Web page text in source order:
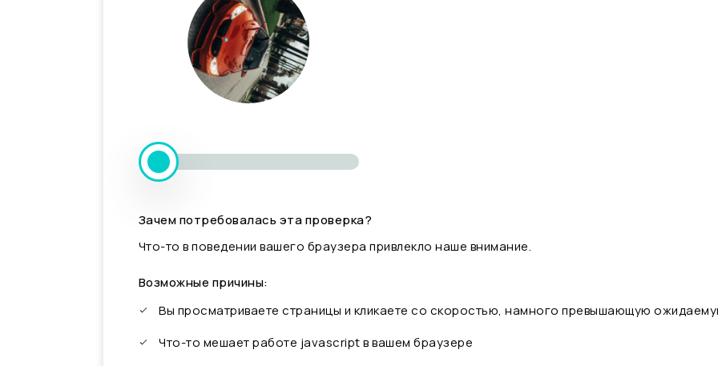
Зачем потребовалась эта проверка?
Что-то в поведении вашего браузера привлекло наше внимание.
Возможные причины:
Вы просматриваете страницы и кликаете со скоростью, намного превышающую
Что-то мешает работе javascript в вашем браузере